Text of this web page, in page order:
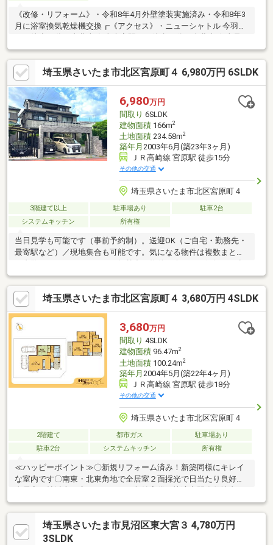
《改修・リフォーム》・令和8年4月外壁塗装実施済み・令和8年3
月に浴室換気乾燥機交換┏《アクセス》・ニューシャトル 今羽駅
駅まで徒歩24分┏《物件の特徴》・北西、北東の角地・ゆとりあ
る前面道路・太陽光パネル設置・カーポートあり・ウッドデッキ
設置┏《室内の特徴》・リビングダイニングは吹き抜けになって
おり、開放感のある空間・小屋裏収納あり・キッチンにはパント
リー・北東側約6.1畳洋室には、ウォークインクローゼット・シス
テムキッチンは、リビングを見渡せるカウンター式
埼玉県さいたま市北区宮原町４ 6,980万円 6SLDK
6,980万円
間取り 6SLDK
建物面積166m2
土地面積234.58m2
築年月 2003年6月(築23年3ヶ月)
ＪＲ高崎線 宮原駅 徒歩15分
その他の交通
埼玉県さいたま市北区宮原町４
3階建て以上 駐車場あり
駐車2台
システムキッチン
所有権
当日見学も可能です（事前予約制）。送迎OK（ご自宅・勤務先・
最寄駅など）／現地集合も可能です。気になる物件は複数まとめ
し付けください。住宅FPアドバイザー在籍のため、住宅ローンの
事前審査や月々返済の試算、諸費用を含めた資金計画まで無料で
シミュレーション・ご提案します。
埼玉県さいたま市北区宮原町４ 3,680万円 4SLDK
3,680万円
間取り 4SLDK
建物面積96.47m2
土地面積100.24m2
築年月 2004年5月(築22年4ヶ月)
ＪＲ高崎線 宮原駅 徒歩18分
その他の交通
埼玉県さいたま市北区宮原町４
2階建て 都市ガス
駐車場あり
駐車2台
システムキッチン 所有権
≪ハッピーポイント≫〇新規リフォーム済み！新築同様にキレイ
な室内です〇南東・北東角地で全居室２面採光で日当たり良好〇
ースペース２台可能でセカンドカーも安心〇ご家族との会話が弾
むカウンターキッチン≪周辺環境≫〇ＪＲ高崎線『宮原』駅徒歩
１８分〇ビッグターミナル『大宮』駅まで乗車時間約５分・徒歩
３分『角上魚類』 『領家北公園』・徒歩５分『さいた
埼玉県さいたま市見沼区東大宮３ 4,780万円
3SLDK